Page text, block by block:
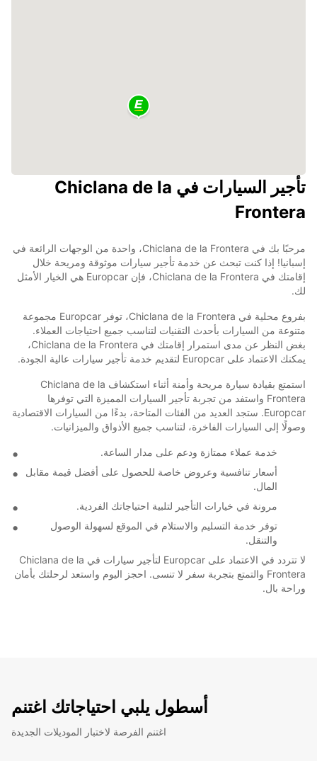
تأجير السيارات في Chiclana de la
Frontera
مرحبًا بك في Chiclana de la Frontera، واحدة من الوجهات الرائعة في
إسبانيا! إذا كنت تبحث عن خدمة تأجير سيارات موثوقة ومريحة خلال
إقامتك في Chiclana de la Frontera، فإن Europcar هي الخيار الأمثل
لك.
بفروع محلية في Chiclana de la Frontera، توفر Europcar مجموعة
متنوعة من السيارات بأحدث التقنيات لتناسب جميع احتياجات العملاء.
بغض النظر عن مدى استمرار إقامتك في Chiclana de la Frontera،
يمكنك الاعتماد على Europcar لتقديم خدمة تأجير سيارات عالية الجودة.
استمتع بقيادة سيارة مريحة وأمنة أثناء استكشاف Chiclana de la
Frontera واستفد من تجربة تأجير السيارات المميزة التي توفرها
Europcar. ستجد العديد من الفئات المتاحة، بدءًا من السيارات الاقتصادية
وصولًا إلى السيارات الفاخرة، لتناسب جميع الأذواق والميزانيات.
خدمة عملاء ممتازة ودعم على مدار الساعة.
أسعار تنافسية وعروض خاصة للحصول على أفضل قيمة مقابل
المال.
مرونة في خيارات التأجير لتلبية احتياجاتك الفردية.
توفر خدمة التسليم والاستلام في الموقع لسهولة الوصول
والتنقل.
لا تتردد في الاعتماد على Europcar لتأجير سيارات في Chiclana de la
Frontera والتمتع بتجربة سفر لا تنسى. احجز اليوم واستعد لرحلتك بأمان
وراحة بال.
أسطول يلبي احتياجاتك اغتنم
اغتنم الفرصة لاختبار الموديلات الجديدة